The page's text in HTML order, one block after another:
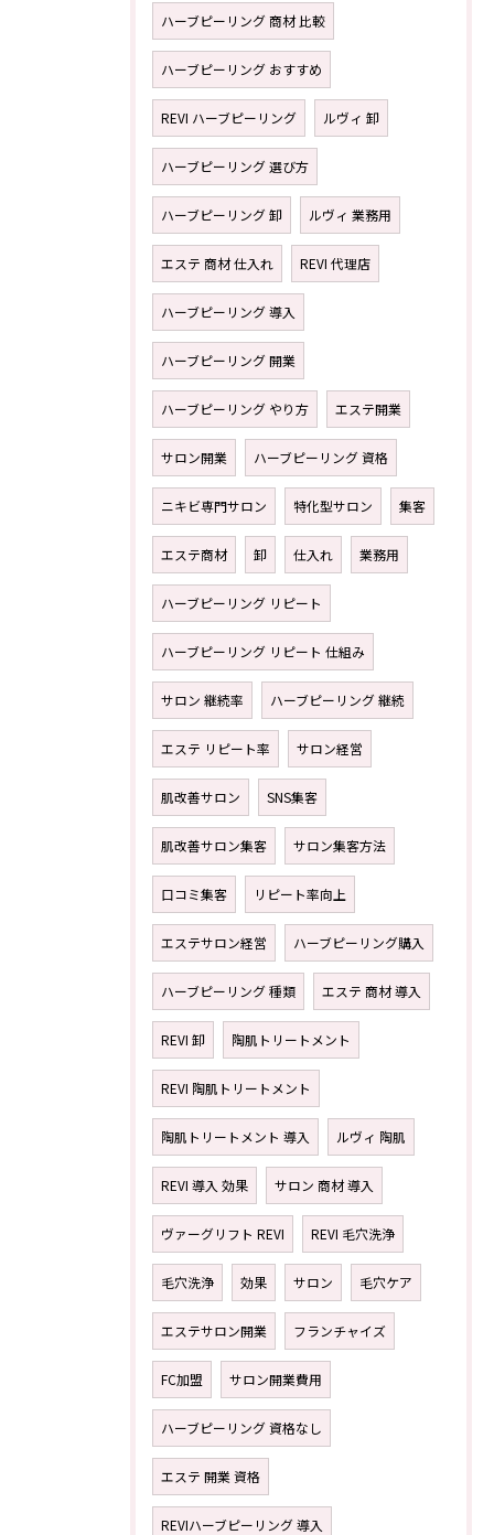
ハーブピーリング 商材 比較
ハーブピーリング おすすめ
REVI ハーブピーリング ルヴィ 卸
ハーブピーリング 選び方
ハーブピーリング 卸 ルヴィ 業務用
エステ 商材 仕入れ REVI 代理店
ハーブピーリング 導入
ハーブピーリング 開業
ハーブピーリング やり方 エステ開業
サロン開業 ハーブピーリング 資格
ニキビ専門サロン 特化型サロン 集客
エステ商材 卸 仕入れ 業務用
ハーブピーリング リピート
ハーブピーリング リピート 仕組み
サロン 継続率 ハーブピーリング 継続
エステ リピート率 サロン経営
肌改善サロン SNS集客
肌改善サロン集客 サロン集客方法
口コミ集客 リピート率向上
エステサロン経営 ハーブピーリング購入
ハーブピーリング 種類 エステ 商材 導入
REVI 卸 陶肌トリートメント
REVI 陶肌トリートメント
陶肌トリートメント 導入 ルヴィ 陶肌
REVI 導入 効果 サロン 商材 導入
ヴァーグリフト REVI REVI 毛穴洗浄
毛穴洗浄 効果 サロン 毛穴ケア
エステサロン開業 フランチャイズ
FC加盟 サロン開業費用
ハーブピーリング 資格なし
エステ 開業 資格
REVIハーブピーリング 導入